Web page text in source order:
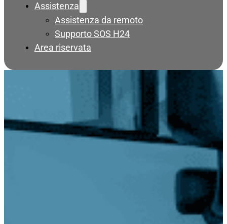
Assistenza
Assistenza da remoto
Supporto SOS H24
Area riservata